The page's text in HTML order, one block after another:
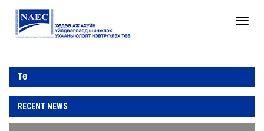
Toggle
ТӨ
RECENT NEWS